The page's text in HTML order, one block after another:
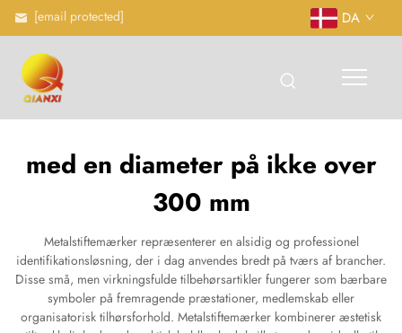
[email protected] DA
med en diameter på ikke over
300 mm
Metalstiftemærker repræsenterer en alsidig og professionel
identifikationsløsning, der i dag anvendes bredt på tværs af brancher.
Disse små, men virkningsfulde tilbehørsartikler fungerer som bærbare
symboler på fremragende præstationer, medlemskab eller
organisatorisk tilhørsforhold. Metalstiftemærker kombinerer æstetisk